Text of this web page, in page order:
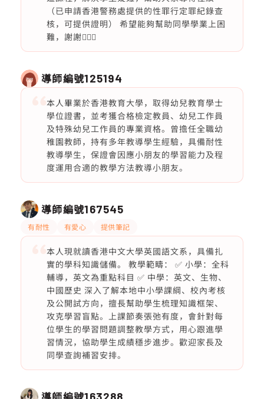
（已申請香港警務處提供的性罪行定罪紀錄查
核，可提供證明） 希望能夠幫助同學學業上困
難，謝謝🙇🏻‍♀️
導師編號125194
本人畢業於香港教育大學，取得幼兒教育學士
學位證書，並考獲合格檢定教員、幼兒工作員
及特殊幼兒工作員的專業資格。曾擔任全職幼
稚園教師，持有多年教導學生經驗，具備耐性
教導學生，保證會因應小朋友的學習能力及程
度運用合適的教學方法教導小朋友。
導師編號167545
有耐性 有愛心 提供筆記
本人現就讀香港中文大學英國語文系，具備扎
實的學科知識儲備。 教學範疇： ✅ 小學：全科
輔導，英文為重點科目 ✅ 中學：英文、生物、
中國歷史 深入了解本地中小學課綱、校內考核
及公開試方向，擅長幫助學生梳理知識框架、
攻克學習盲點。上課節奏張弛有度，會針對每
位學生的學習問題調整教學方式，用心跟進學
習情況，協助學生成績穩步進步。歡迎家長及
同學查詢補習安排。